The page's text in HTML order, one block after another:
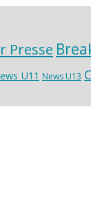
Presse
U11 News U13